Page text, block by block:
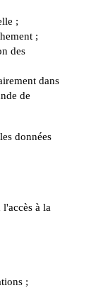
;
;
des
dans
de
données
l'accès à la
;